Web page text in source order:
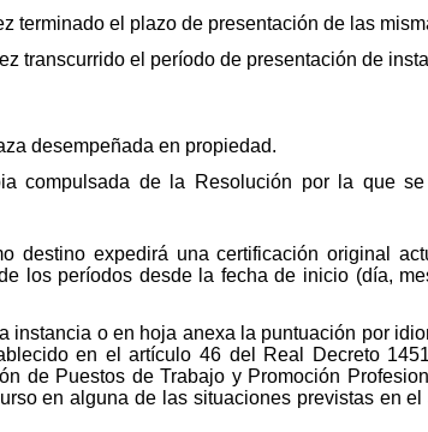
terminado el plazo de presentación de las
transcurrido el período de presentación de
desempeñada en propiedad.
compulsada de la Resolución por la que
destino expedirá una certificación original
los períodos desde la fecha de inicio (día,
o en hoja anexa la puntuación por
en el artículo 46 del Real Decreto
de Puestos de Trabajo y Promoción
en alguna de las situaciones previstas en